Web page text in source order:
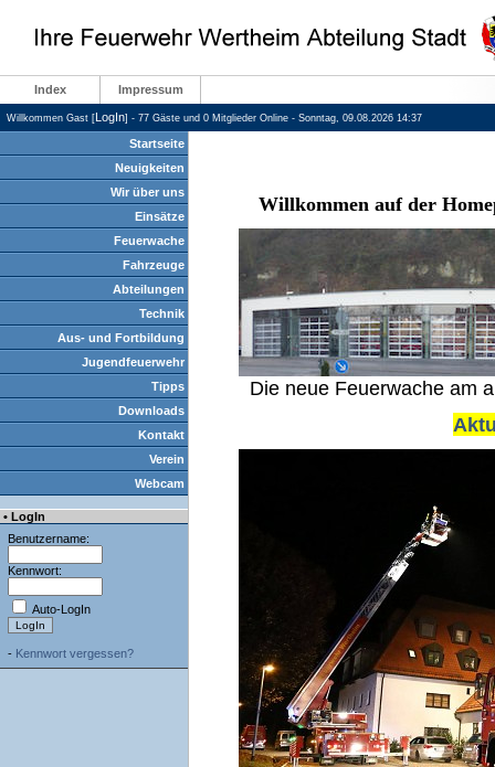
Index Impressum
Willkommen Gast [LogIn] - 77 Gäste und 0 Mitglieder Online - Sonntag, 09.08.2026 14:37
Startseite
Neuigkeiten
Wir über uns
Einsätze
Feuerwache
Fahrzeuge
Abteilungen
Technik
Aus- und Fortbildung
Jugendfeuerwehr
Tipps
Downloads
Kontakt
Verein
Webcam
• LogIn
Benutzername:
Kennwort:
Auto-LogIn
- Kennwort vergessen?
Willkommen auf der
Die neue Feuerwache am